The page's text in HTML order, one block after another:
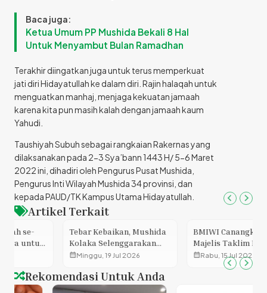
Baca juga:
Ketua Umum PP Mushida Bekali 8 Hal
Untuk Menyambut Bulan Ramadhan
Terakhir diingatkan juga untuk terus memperkuat
jati diri Hidayatullah ke dalam diri. Rajin halaqah untuk
menguatkan manhaj, menjaga kekuatan jamaah
karena kita pun masih kalah dengan jamaah kaum
Yahudi.
Taushiyah Subuh sebagai rangkaian Rakernas yang
dilaksanakan pada 2-3 Sya’bann 1443 H/ 5-6 Maret
2022 ini, dihadiri oleh Pengurus Pusat Mushida,
Pengurus Inti Wilayah Mushida 34 provinsi, dan
kepada PAUD/TK Kampus Utama Hidayatullah.
Artikel Terkait
Tebar Kebaikan, Mushida
Kolaka Selenggarakan
Sedekah Jum’at
Minggu, 19 Jul 2026
BMIWI Canangkan Hari
Majelis Taklim Nasional
pada Milad ke-59 di
Rabu, 15 Jul 2026
Rekomendasi Untuk Anda